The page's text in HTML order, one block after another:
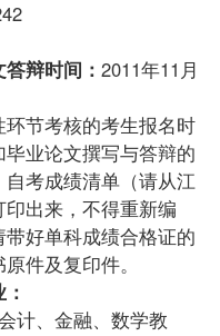
辩时间： 2011年11月
环节考核的考生报名时
业论文撰写与答辩的
自考成绩清单（请从江
出来，不得重新编
好单科成绩合格证的
件及复印件。
、金融、数学教